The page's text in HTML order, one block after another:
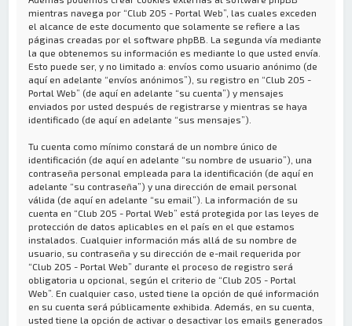
mientras navega por “Club 205 - Portal Web”, las cuales exceden
el alcance de este documento que solamente se refiere a las
páginas creadas por el software phpBB. La segunda vía mediante
la que obtenemos su información es mediante lo que usted envía.
Esto puede ser, y no limitado a: envíos como usuario anónimo (de
aquí en adelante “envíos anónimos”), su registro en “Club 205 -
Portal Web” (de aquí en adelante “su cuenta”) y mensajes
enviados por usted después de registrarse y mientras se haya
identificado (de aquí en adelante “sus mensajes”).
Tu cuenta como mínimo constará de un nombre único de
identificación (de aquí en adelante “su nombre de usuario”), una
contraseña personal empleada para la identificación (de aquí en
adelante “su contraseña”) y una dirección de email personal
válida (de aquí en adelante “su email”). La información de su
cuenta en “Club 205 - Portal Web” está protegida por las leyes de
protección de datos aplicables en el país en el que estamos
instalados. Cualquier información más allá de su nombre de
usuario, su contraseña y su dirección de e-mail requerida por
“Club 205 - Portal Web” durante el proceso de registro será
obligatoria u opcional, según el criterio de “Club 205 - Portal
Web”. En cualquier caso, usted tiene la opción de qué información
en su cuenta será públicamente exhibida. Además, en su cuenta,
usted tiene la opción de activar o desactivar los emails generados